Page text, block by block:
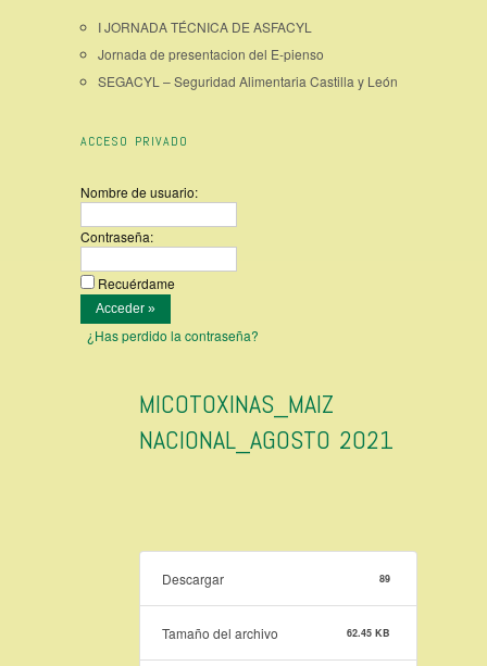
I JORNADA TÉCNICA DE ASFACYL
Jornada de presentacion del E-pienso
SEGACYL – Seguridad Alimentaria Castilla y León
ACCESO PRIVADO
Nombre de usuario:
Contraseña:
Recuérdame
¿Has perdido la contraseña?
MICOTOXINAS_MAIZ
NACIONAL_AGOSTO 2021
Descargar 89
Tamaño del archivo 62.45 KB